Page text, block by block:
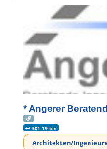
* Angerer
381.19 km
Architekten/